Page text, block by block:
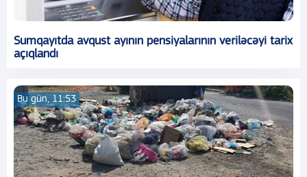
Sumqayıtda avqust ayının pensiyalarının veriləcəyi tarix
açıqlandı
Bu gün, 11:53